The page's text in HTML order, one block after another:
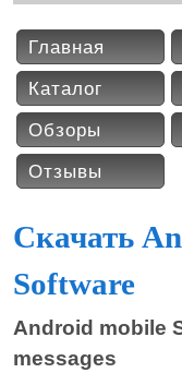
Главная
Каталог
Обзоры
Отзывы
Скачать
Software
Android mobile
messages